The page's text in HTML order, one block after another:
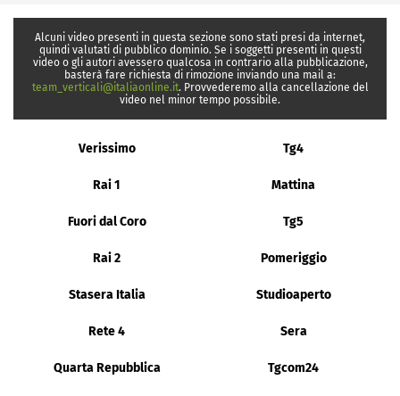
Alcuni video presenti in questa sezione sono stati presi da internet,
quindi valutati di pubblico dominio. Se i soggetti presenti in questi
video o gli autori avessero qualcosa in contrario alla pubblicazione,
basterà fare richiesta di rimozione inviando una mail a:
team_verticali@italiaonline.it. Provvederemo alla cancellazione del
video nel minor tempo possibile.
Verissimo Tg4
Rai 1 Mattina
Fuori dal Coro Tg5
Rai 2 Pomeriggio
Stasera Italia Studioaperto
Rete 4 Sera
Quarta Repubblica Tgcom24